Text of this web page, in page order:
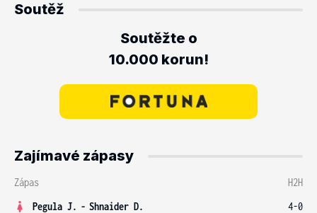
Soutěž
Soutěžte o
10.000 korun!
Zajímavé zápasy
Zápas
H2H
Pegula J. - Shnaider D.
4-0